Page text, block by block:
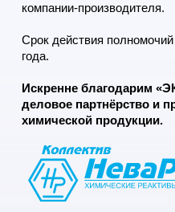
компании-производителя.
Срок действия
года.
Искренне благодарим
деловое партнёрство и
химической продукции.